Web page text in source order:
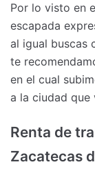
Por lo visto en
escapada
al igual buscas
te
en el cual
a la ciudad que
Renta de
Zacatecas